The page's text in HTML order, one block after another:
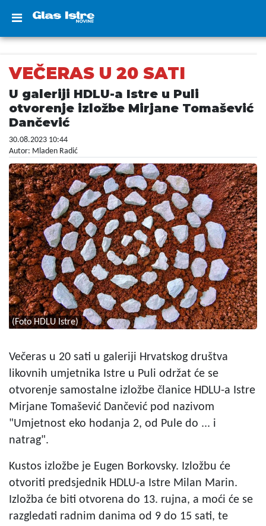
VEČERAS U 20 SATI
U galeriji HDLU-a Istre u Puli
otvorenje izložbe Mirjane Tomašević
Dančević
30.08.2023 10:44
Autor: Mladen Radić
(Foto HDLU Istre)
Večeras u 20 sati u galeriji Hrvatskog društva
likovnih umjetnika Istre u Puli održat će se
otvorenje samostalne izložbe članice HDLU-a Istre
Mirjane Tomašević Dančević pod nazivom
"Umjetnost eko hodanja 2, od Pule do ... i
natrag".
Kustos izložbe je Eugen Borkovsky. Izložbu će
otvoriti predsjednik HDLU-a Istre Milan Marin.
Izložba će biti otvorena do 13. rujna, a moći će se
razgledati radnim danima od 9 do 15 sati, te